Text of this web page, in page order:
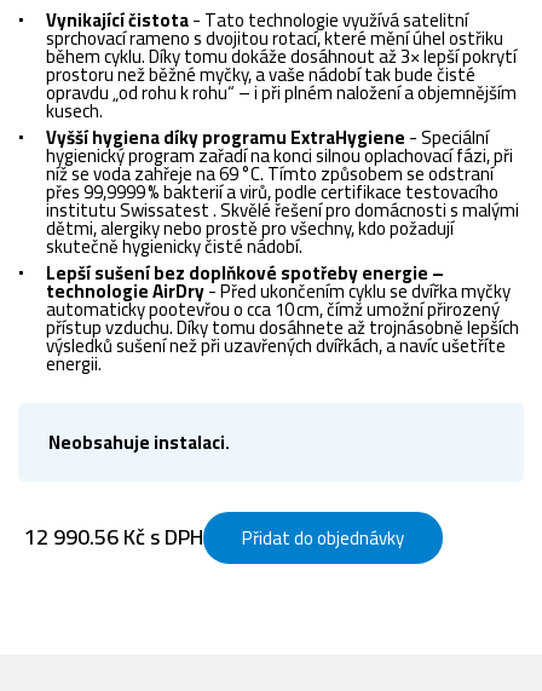
Vynikající čistota- Tato technologie využívá satelitní
sprchovací rameno s dvojitou rotací, které mění úhel ostřiku
během cyklu. Díky tomu dokáže dosáhnout až 3× lepší pokrytí
prostoru než běžné myčky, a vaše nádobí tak bude čisté
opravdu „od rohu k rohu“ – i při plném naložení a objemnějším
kusech.
Vyšší hygiena díky programu ExtraHygiene- Speciální
hygienický program zařadí na konci silnou oplachovací fázi, při
níž se voda zahřeje na 69 °C. Tímto způsobem se odstraní
přes 99,9999 % bakterií a virů, podle certifikace testovacího
institutu Swissatest . Skvělé řešení pro domácnosti s malými
dětmi, alergiky nebo prostě pro všechny, kdo požadují
skutečně hygienicky čisté nádobí.
Lepší sušení bez doplňkové spotřeby energie –
technologie AirDry- Před ukončením cyklu se dvířka myčky
automaticky pootevřou o cca 10 cm, čímž umožní přirozený
přístup vzduchu. Díky tomu dosáhnete až trojnásobně lepších
výsledků sušení než při uzavřených dvířkách, a navíc ušetříte
energii.
Neobsahuje instalaci.
12 990.56 Kč s DPH Přidat do objednávky